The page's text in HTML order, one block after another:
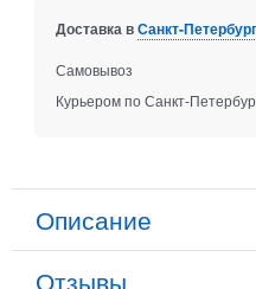
Доставка вСанкт-Петербург
Самовывоз
Курьером по Санкт-
Описание
Отзывы